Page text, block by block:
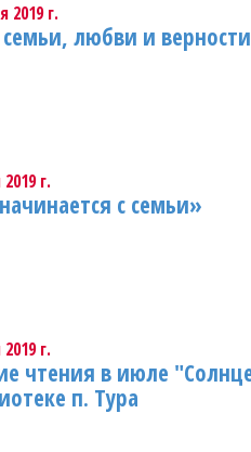
2019 г.
любви и
г.
с семьи»
г.
чтения в июле
п. Тура